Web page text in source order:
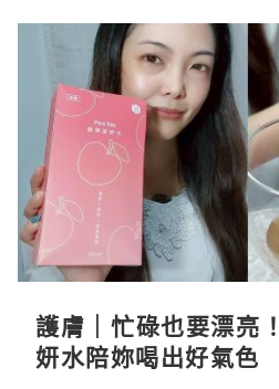
護膚｜忙碌也要漂亮
妍水陪妳喝出好氣色